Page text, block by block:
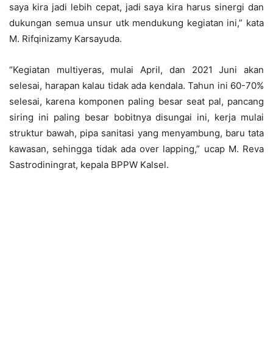
saya kira jadi lebih cepat, jadi saya kira harus sinergi dan
dukungan semua unsur utk mendukung kegiatan ini,” kata
M. Rifqinizamy Karsayuda.
“Kegiatan multiyeras, mulai April, dan 2021 Juni akan
selesai, harapan kalau tidak ada kendala. Tahun ini 60-70%
selesai, karena komponen paling besar seat pal, pancang
siring ini paling besar bobitnya disungai ini, kerja mulai
struktur bawah, pipa sanitasi yang menyambung, baru tata
kawasan, sehingga tidak ada over lapping,” ucap M. Reva
Sastrodiningrat, kepala BPPW Kalsel.